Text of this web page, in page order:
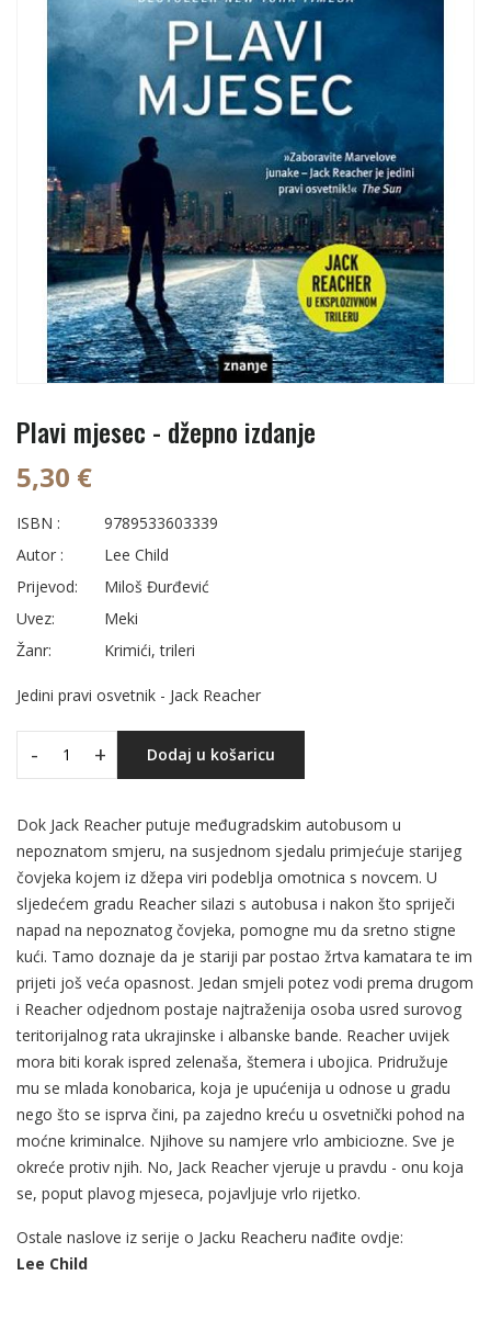
Plavi mjesec - džepno izdanje
5,30 €
ISBN :
9789533603339
Autor :
Lee Child
Prijevod:
Miloš Đurđević
Uvez:
Meki
Žanr:
Krimići, trileri
Jedini pravi osvetnik - Jack Reacher
- + Dodaj u košaricu
Dok Jack Reacher putuje međugradskim autobusom u
nepoznatom smjeru, na susjednom sjedalu primjećuje starijeg
čovjeka kojem iz džepa viri podeblja omotnica s novcem. U
sljedećem gradu Reacher silazi s autobusa i nakon što spriječi
napad na nepoznatog čovjeka, pomogne mu da sretno stigne
kući. Tamo doznaje da je stariji par postao žrtva kamatara te im
prijeti još veća opasnost. Jedan smjeli potez vodi prema drugom
i Reacher odjednom postaje najtraženija osoba usred surovog
teritorijalnog rata ukrajinske i albanske bande. Reacher uvijek
mora biti korak ispred zelenaša, štemera i ubojica. Pridružuje
mu se mlada konobarica, koja je upućenija u odnose u gradu
nego što se isprva čini, pa zajedno kreću u osvetnički pohod na
moćne kriminalce. Njihove su namjere vrlo ambiciozne. Sve je
okreće protiv njih. No, Jack Reacher vjeruje u pravdu - onu koja
se, poput plavog mjeseca, pojavljuje vrlo rijetko.
Ostale naslove iz serije o Jacku Reacheru nađite ovdje:
Lee Child